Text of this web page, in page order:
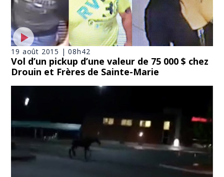
19 août 2015 | 08h42
Vol d’un pickup d’une valeur de 75 000 $ chez
Drouin et Frères de Sainte-Marie